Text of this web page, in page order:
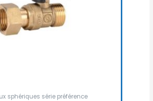
sphériques série préférence